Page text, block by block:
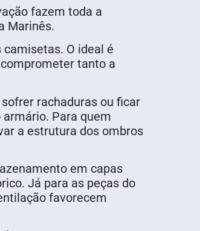
fazem toda a
Marinês.
O ideal é
tanto a
rachaduras ou ficar
Para quem
a estrutura dos ombros
em capas
Já para as peças do
favorecem